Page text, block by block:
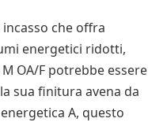
che offra
energetici ridotti,
OA/F potrebbe essere
sua finitura avena da
A, questo